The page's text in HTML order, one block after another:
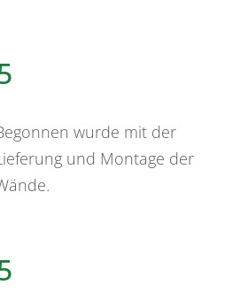
wurde mit der
und Montage der